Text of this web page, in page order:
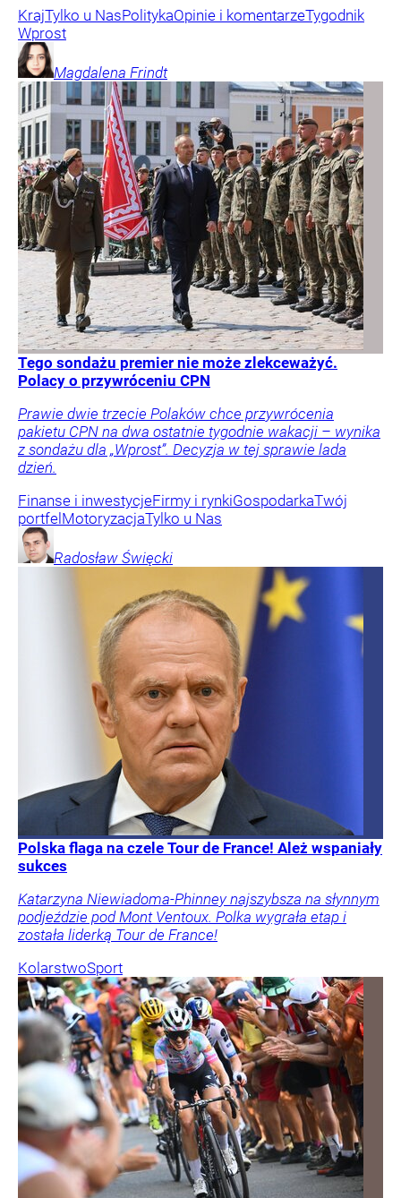
KrajTylko u NasPolitykaOpinie i komentarzeTygodnik
Wprost
Magdalena Frindt
Tego sondażu premier nie może zlekceważyć.
Polacy o przywróceniu CPN
Prawie dwie trzecie Polaków chce przywrócenia
pakietu CPN na dwa ostatnie tygodnie wakacji – wynika
z sondażu dla „Wprost”. Decyzja w tej sprawie lada
dzień.
Finanse i inwestycjeFirmy i rynkiGospodarkaTwój
portfel MotoryzacjaTylko u Nas
Radosław Święcki
Polska flaga na czele Tour de France! Ależ wspaniały
sukces
Katarzyna Niewiadoma-Phinney najszybsza na słynnym
podjeździe pod Mont Ventoux. Polka wygrała etap i
została liderką Tour de France!
KolarstwoSport